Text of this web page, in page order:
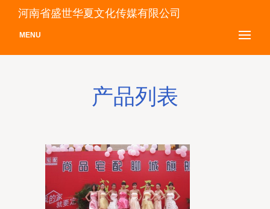
河南省盛世华夏文化传媒有限公司
MENU
产品列表